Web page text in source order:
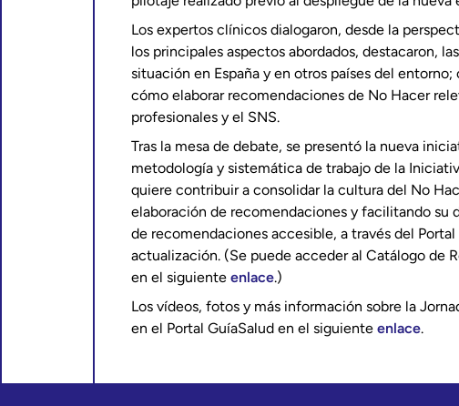
Los expertos clínicos dialogaron, desde la
los principales aspectos abordados, destacaron,
situación en España y en otros países del
cómo elaborar recomendaciones de No Hacer
profesionales y el SNS.
Tras la mesa de debate, se presentó la nueva
metodología y sistemática de trabajo de la
quiere contribuir a consolidar la cultura del No
elaboración de recomendaciones y facilitando su
de recomendaciones accesible, a través del
actualización. (Se puede acceder al Catálogo de
en el siguiente enlace.)
Los vídeos, fotos y más información sobre la
en el Portal GuíaSalud en el siguiente enlace.